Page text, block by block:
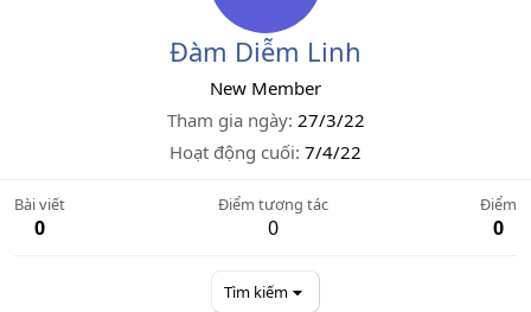
Đàm Diễm Linh
New Member
Tham gia ngày 27/3/22
Hoạt động cuối 7/4/22
Bài viết
0
Điểm tương tác
0
Điểm
0
Tìm kiếm